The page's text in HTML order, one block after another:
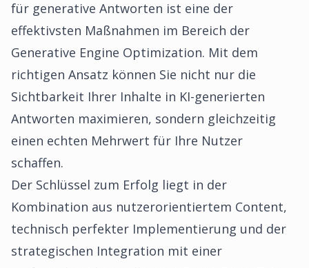
für generative Antworten ist eine der
effektivsten Maßnahmen im Bereich der
Generative Engine Optimization. Mit dem
richtigen Ansatz können Sie nicht nur die
Sichtbarkeit Ihrer Inhalte in KI-generierten
Antworten maximieren, sondern gleichzeitig
einen echten Mehrwert für Ihre Nutzer
schaffen.
Der Schlüssel zum Erfolg liegt in der
Kombination aus nutzerorientiertem Content,
technisch perfekter Implementierung und der
strategischen Integration mit einer